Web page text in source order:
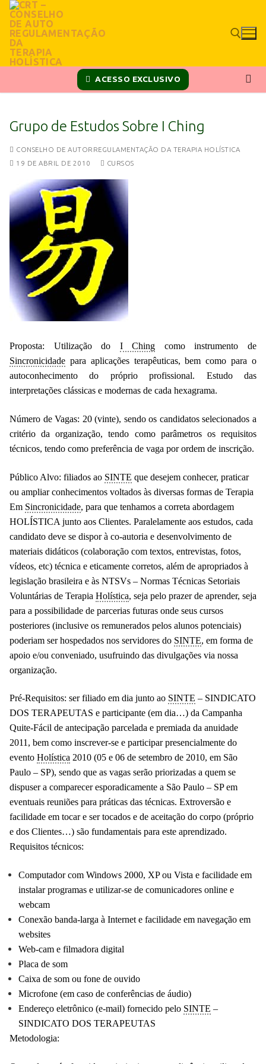
ACESSO EXCLUSIVO
Grupo de Estudos Sobre I Ching
CONSELHO DE AUTORREGULAMENTAÇÃO DA TERAPIA HOLÍSTICA
19 DE ABRIL DE 2010
CURSOS
Proposta: Utilização do I Ching como instrumento de
Sincronicidade para aplicações terapêuticas, bem como para o
autoconhecimento do próprio profissional. Estudo das
interpretações clássicas e modernas de cada hexagrama.
Número de Vagas: 20 (vinte), sendo os candidatos selecionados a
critério da organização, tendo como parâmetros os requisitos
técnicos, tendo como preferência de vaga por ordem de inscrição.
Público Alvo: filiados ao SINTE que desejem conhecer, praticar
ou ampliar conhecimentos voltados às diversas formas de Terapia
Em Sincronicidade, para que tenhamos a correta abordagem
HOLÍSTICA junto aos Clientes. Paralelamente aos estudos, cada
candidato deve se dispor à co-autoria e desenvolvimento de
materiais didáticos (colaboração com textos, entrevistas, fotos,
vídeos, etc) técnica e eticamente corretos, além de apropriados à
legislação brasileira e às NTSVs – Normas Técnicas Setoriais
Voluntárias de Terapia Holística, seja pelo prazer de aprender, seja
para a possibilidade de parcerias futuras onde seus cursos
posteriores (inclusive os remunerados pelos alunos potenciais)
poderiam ser hospedados nos servidores do SINTE, em forma de
apoio e/ou conveniado, usufruindo das divulgações via nossa
organização.
Pré-Requisitos: ser filiado em dia junto ao SINTE – SINDICATO
DOS TERAPEUTAS e participante (em dia…) da Campanha
Quite-Fácil de antecipação parcelada e premiada da anuidade
2011, bem como inscrever-se e participar presencialmente do
evento Holística 2010 (05 e 06 de setembro de 2010, em São
Paulo – SP), sendo que as vagas serão priorizadas a quem se
dispuser a comparecer esporadicamente a São Paulo – SP em
eventuais reuniões para práticas das técnicas. Extroversão e
facilidade em tocar e ser tocados e de aceitação do corpo (próprio
e dos Clientes…) são fundamentais para este aprendizado.
Requisitos técnicos:
Computador com Windows 2000, XP ou Vista e facilidade em
instalar programas e utilizar-se de comunicadores online e
webcam
Conexão banda-larga à Internet e facilidade em navegação em
websites
Web-cam e filmadora digital
Placa de som
Caixa de som ou fone de ouvido
Microfone (em caso de conferências de áudio)
Endereço eletrônico (e-mail) fornecido pelo SINTE –
SINDICATO DOS TERAPEUTAS
Metodologia: